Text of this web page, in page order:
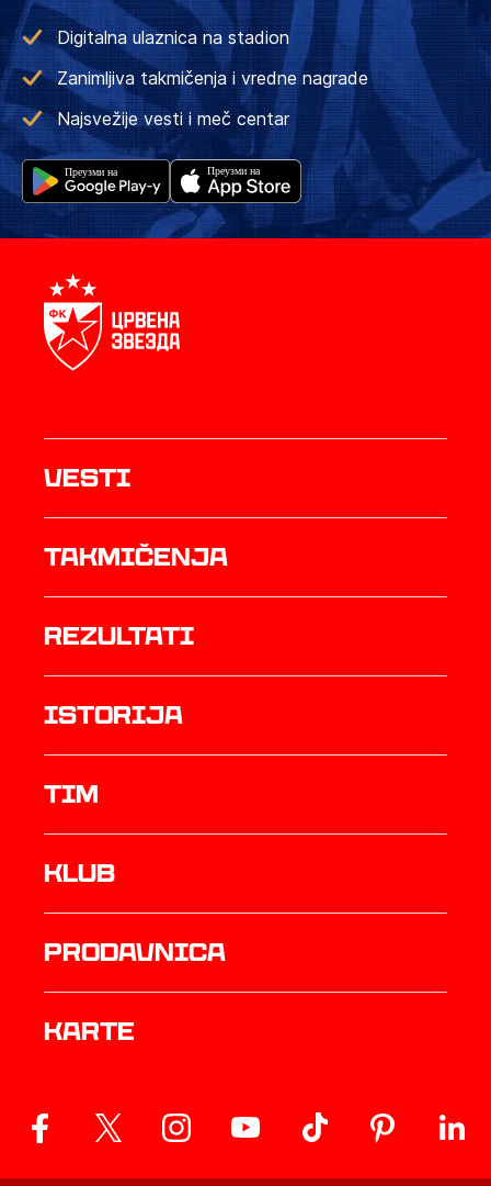
Digitalna ulaznica na stadion
Zanimljiva takmičenja i vredne nagrade
Najsvežije vesti i meč centar
Vesti
Takmičenja
rezultati
istorija
TIM
Klub
prodavnica
Karte